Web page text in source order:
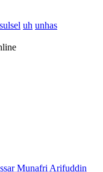
sulsel uh unhas
Munafri Arifuddin